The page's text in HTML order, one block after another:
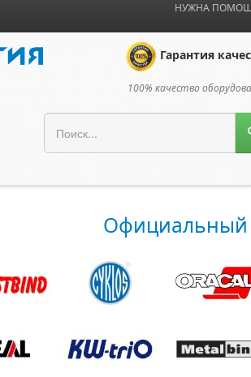
НУЖНА
Гарантия
100% качество
Официальный